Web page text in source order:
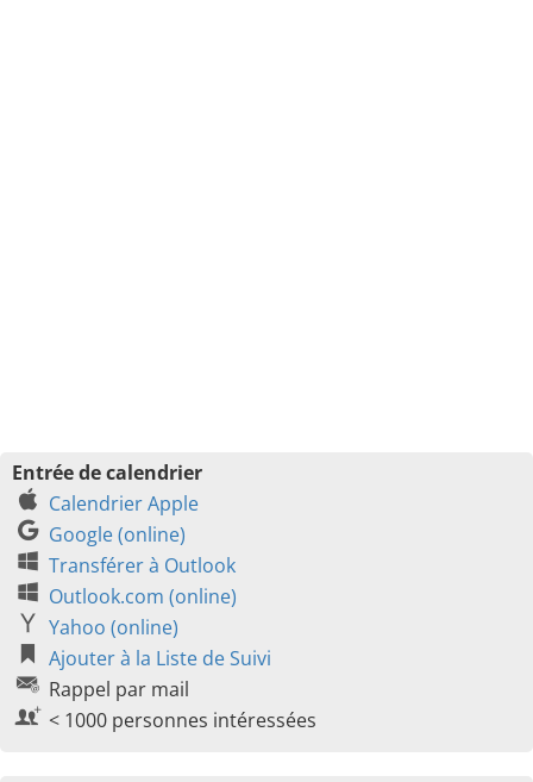
Entrée de calendrier
Calendrier Apple
Google (online)
Transférer à Outlook
Outlook.com (online)
Yahoo (online)
Ajouter à la Liste de Suivi
Rappel par mail
< 1000 personnes intéressées